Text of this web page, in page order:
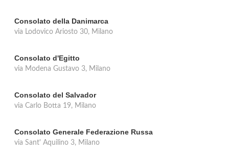
Consolato della Danimarca
via Lodovico Ariosto 30, Milano
Consolato d'Egitto
via Modena Gustavo 3, Milano
Consolato del Salvador
via Carlo Botta 19, Milano
Consolato Generale Federazione Russa
via Sant' Aquilino 3, Milano